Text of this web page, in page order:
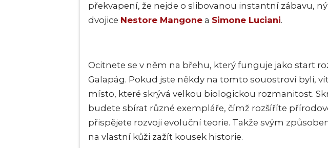
překvapení, že nejde o slibovanou instantní zábavu,
dvojice Nestore Mangone a Simone Luciani.
Ocitnete se v něm na břehu, který funguje jako start
Galapág. Pokud jste někdy na tomto souostroví byli,
místo, které skrývá velkou biologickou rozmanitost.
budete sbírat různé exempláře, čímž rozšíříte
přispějete rozvoji evoluční teorie. Takže svým
na vlastní kůži zažít kousek historie.